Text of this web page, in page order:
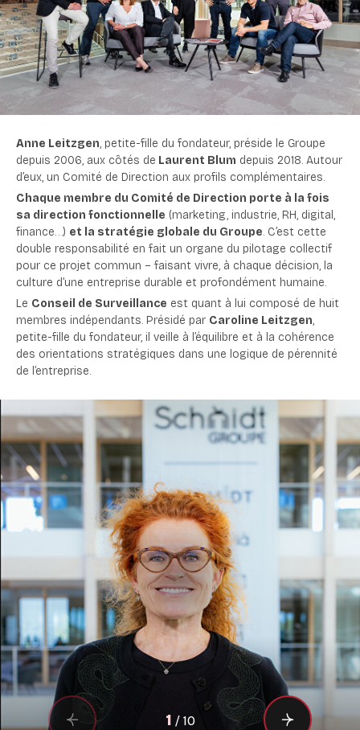
Anne Leitzgen, petite-fille du fondateur, préside le Groupe
depuis 2006, aux côtés de Laurent Blum depuis 2018. Autour
d’eux, un Comité de Direction aux profils complémentaires.
Chaque membre du Comité de Direction porte à la fois
sa direction fonctionnelle (marketing, industrie, RH, digital,
finance…) et la stratégie globale du Groupe. C’est cette
double responsabilité en fait un organe du pilotage collectif
pour ce projet commun – faisant vivre, à chaque décision, la
culture d’une entreprise durable et profondément humaine.
Le Conseil de Surveillance est quant à lui composé de huit
membres indépendants. Présidé par Caroline Leitzgen,
petite-fille du fondateur, il veille à l’équilibre et à la cohérence
des orientations stratégiques dans une logique de pérennité
de l’entreprise.
1 / 10